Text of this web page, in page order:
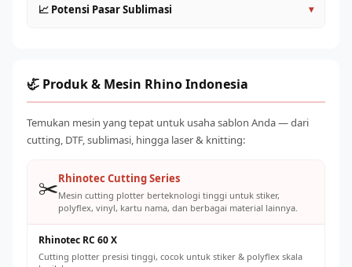
menghindari pinggiran putih
Simpan dalam format TIFF atau PDF untuk kualitas cetak
terbaik
tim)
Tote bag, case HP, bantal, selimut fleece
Produk korporat: ID card holder, lanyard, merchandise
kantor
📈 Potensi Pasar Sublimasi ▾
gathering), korporat (merchandise promosi), dan personal
🦏 Produk & Mesin Rhino Indonesia
Temukan mesin yang tepat untuk usaha sablon Anda — dari
cutting, DTF, sublimasi, hingga laser & knitting:
✂️Rhinotec Cutting Series
Mesin cutting plotter berteknologi tinggi untuk stiker,
polyflex, vinyl, kartu nama, dan berbagai material lainnya.
Rhinotec RC 60 X
Cutting plotter presisi tinggi, cocok untuk stiker & polyflex skala